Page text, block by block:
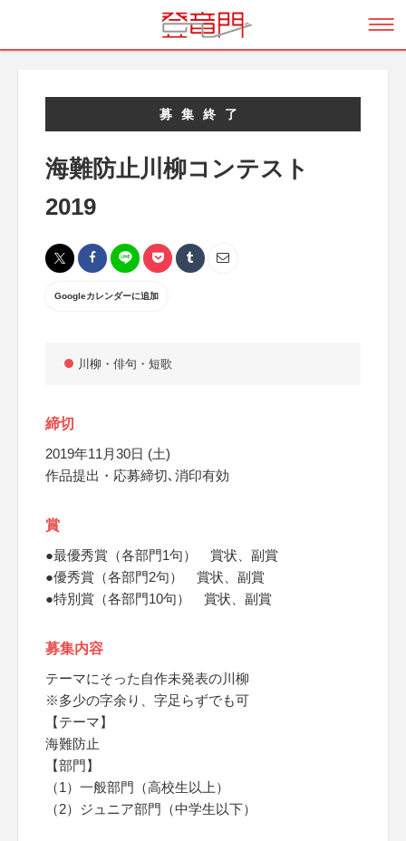
募集終了
海難防止川柳コンテスト
2019
Googleカレンダーに追加
川柳・俳句・短歌
締切
2019年11月30日 (土)
作品提出・応募締切､消印有効
賞
●最優秀賞（各部門1句） 賞状、副賞
●優秀賞（各部門2句） 賞状、副賞
●特別賞（各部門10句） 賞状、副賞
募集内容
テーマにそった自作未発表の川柳
※多少の字余り、字足らずでも可
【テーマ】
海難防止
【部門】
（1）一般部門（高校生以上）
（2）ジュニア部門（中学生以下）